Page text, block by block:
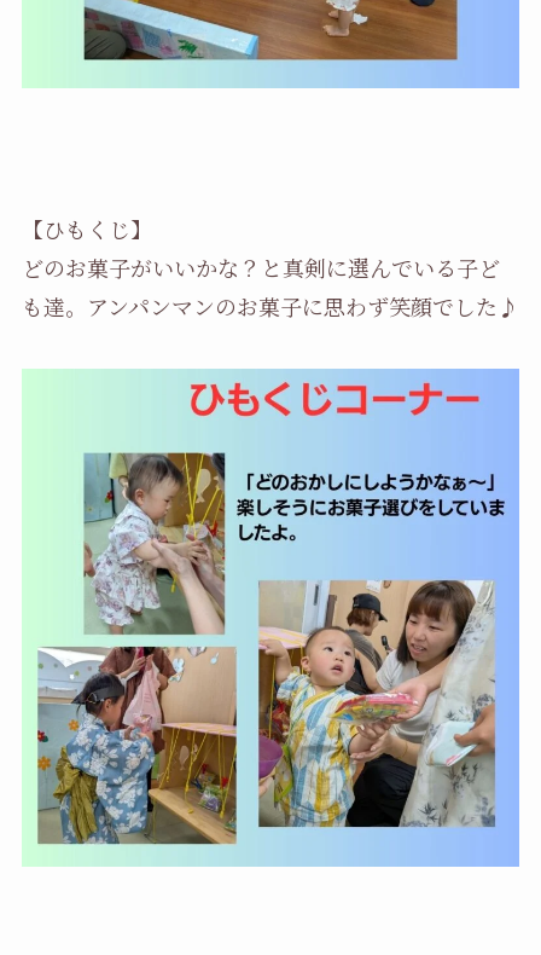
【ひもくじ】
どのお菓子がいいかな？と真剣に選んでいる子ど
も達。アンパンマンのお菓子に思わず笑顔でした♪